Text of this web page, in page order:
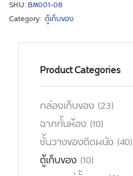
SKU: BM001-08
Category: ตู้เก็บของ
Product Categories
กล่องเก็บของ (23)
ฉากกั้นห้อง (10)
ชั้นวางของติดผนัง (40)
ตู้เก็บของ (10)